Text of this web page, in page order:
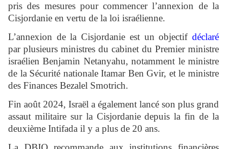
pris des mesures pour commencer l’annexion de la
Cisjordanie en vertu de la loi israélienne.
L’annexion de la Cisjordanie est un objectif déclaré
par plusieurs ministres du cabinet du Premier ministre
israélien Benjamin Netanyahu, notamment le ministre
de la Sécurité nationale Itamar Ben Gvir, et le ministre
des Finances Bezalel Smotrich.
Fin août 2024, Israël a également lancé son plus grand
assaut militaire sur la Cisjordanie depuis la fin de la
deuxième Intifada il y a plus de 20 ans.